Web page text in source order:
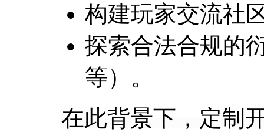
构建玩家交流社
探索合法合规的
等）。
在此背景下，定制